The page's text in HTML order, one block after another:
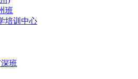
班
培训中心
班